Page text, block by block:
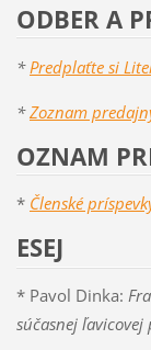
ODBER A
* Predplaťte si
*Zoznam
OZNAM
* Členské
ESEJ
* Pavol Dinka:
súčasnej